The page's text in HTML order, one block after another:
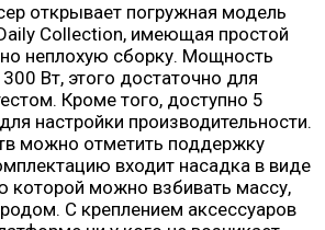
открывает погружная модель
Collection, имеющая простой
неплохую сборку. Мощность
Вт, этого достаточно для
Кроме того, доступно 5
настройки производительности.
можно отметить поддержку
входит насадка в виде
которой можно взбивать массу,
С креплением аксессуаров